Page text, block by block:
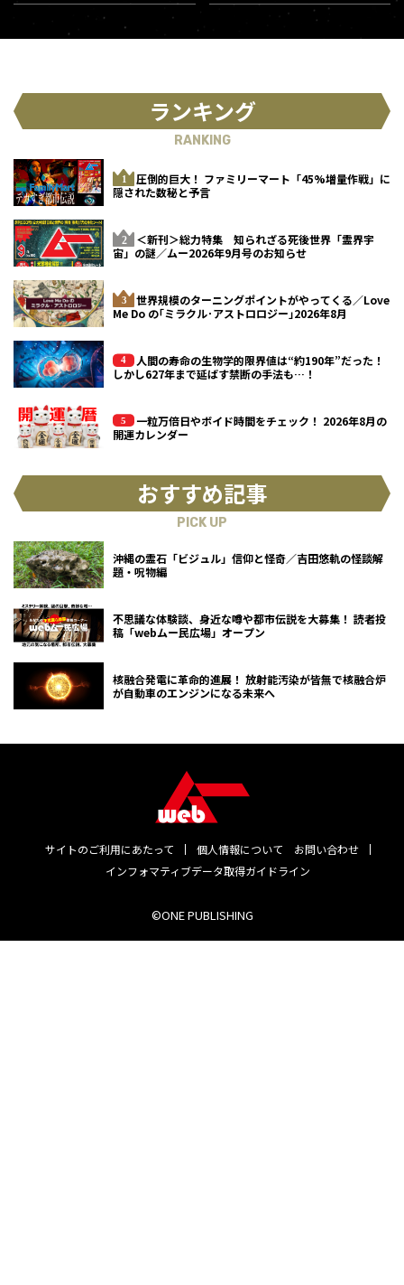
ランキング
RANKING
圧倒的巨大！ ファミリーマート「45%増量作戦」に
隠された数秘と予言
＜新刊＞総力特集 知られざる死後世界「霊界宇
宙」の謎／ムー2026年9月号のお知らせ
世界規模のターニングポイントがやってくる／Love
Me Do の｢ミラクル･アストロロジー｣2026年8月
人間の寿命の生物学的限界値は“約190年”だった！
しかし627年まで延ばす禁断の手法も…！
一粒万倍日やボイド時間をチェック！ 2026年8月の
開運カレンダー
おすすめ記事
PICK UP
沖縄の霊石「ビジュル」信仰と怪奇／吉田悠軌の怪談解
題・呪物編
不思議な体験談、身近な噂や都市伝説を大募集！ 読者投
稿「webムー民広場」オープン
核融合発電に革命的進展！ 放射能汚染が皆無で核融合炉
が自動車のエンジンになる未来へ
サイトのご利用にあたって 個人情報について
お問い合わせ
インフォマティブデータ取得ガイドライン
©ONE PUBLISHING